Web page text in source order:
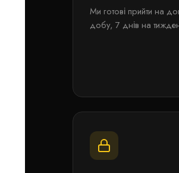
Ми готові прийти на
добу, 7 днів на